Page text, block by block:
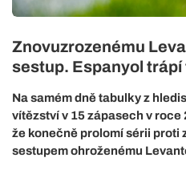
Znovuzrozenému
sestup. Espanyol
Na samém dně tabulky z
vítězství v 15 zápasech v
že konečně prolomí sérii proti
sestupem ohroženému